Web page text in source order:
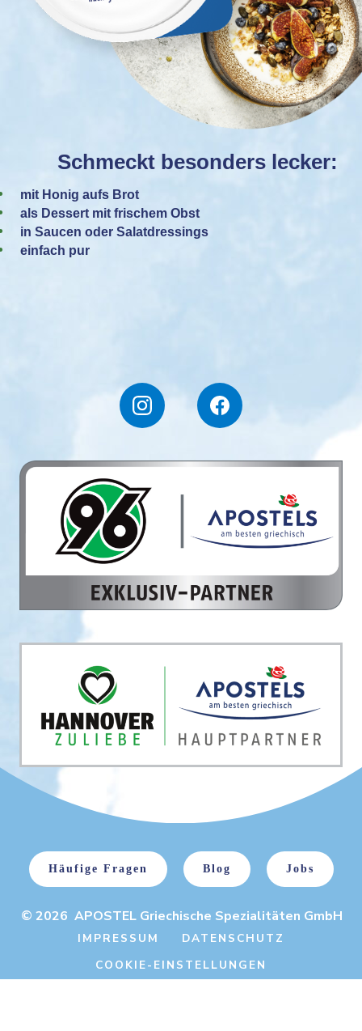
Schmeckt besonders lecker:
mit Honig aufs Brot
als Dessert mit frischem Obst
in Saucen oder Salatdressings
einfach pur
Häufige Fragen Blog Jobs
© 2026 APOSTEL Griechische Spezialitäten GmbH
IMPRESSUM
DATENSCHUTZ
COOKIE-EINSTELLUNGEN